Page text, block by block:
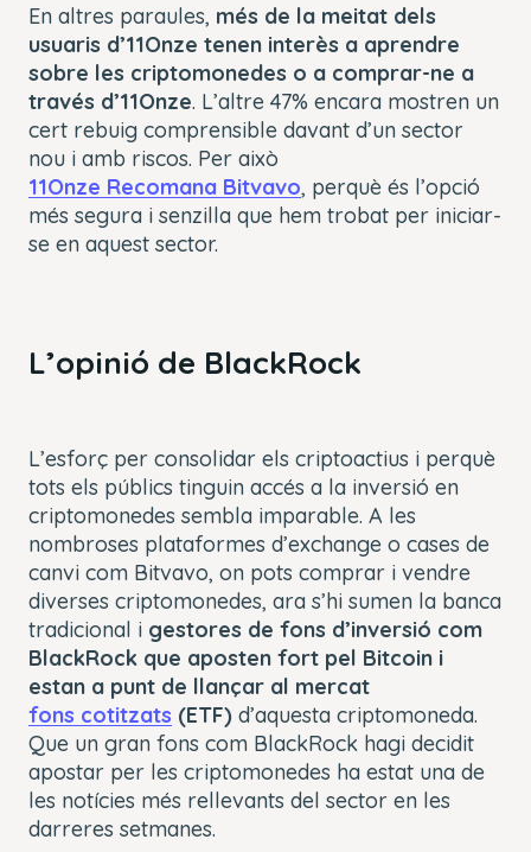
En altres paraules, més de la meitat dels
usuaris d’11Onze tenen interès a aprendre
sobre les criptomonedes o a comprar-ne a
través d’11Onze. L’altre 47% encara mostren un
cert rebuig comprensible davant d’un sector
nou i amb riscos. Per això
11Onze Recomana Bitvavo, perquè és l’opció
més segura i senzilla que hem trobat per iniciar-
se en aquest sector.
L’opinió de BlackRock
L’esforç per consolidar els criptoactius i perquè
tots els públics tinguin accés a la inversió en
criptomonedes sembla imparable. A les
nombroses plataformes d’exchange o cases de
canvi com Bitvavo, on pots comprar i vendre
diverses criptomonedes, ara s’hi sumen la banca
tradicional i gestores de fons d’inversió com
BlackRock que aposten fort pel Bitcoin i
estan a punt de llançar al mercat
fons cotitzats (ETF) d’aquesta criptomoneda.
Que un gran fons com BlackRock hagi decidit
apostar per les criptomonedes ha estat una de
les notícies més rellevants del sector en les
darreres setmanes.